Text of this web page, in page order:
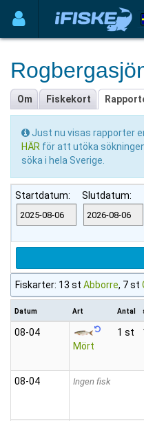
Om Fiskekort
Just nu visas rapporter
HÄR för att utöka
söka i hela Sverige.
Startdatum: Slutdatum:
Fiskarter: 13 st Abborre, 7 st
Datum Art Antal
08‑04
Mört
1 st
08‑04 Ingen fisk